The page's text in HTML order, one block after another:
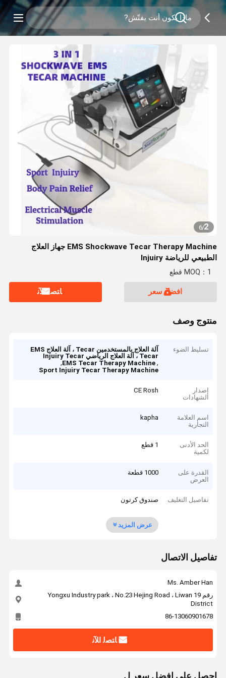
2
/
6
EMS Shockwave Tecar Therapy Machine جهاز العلاج
الطبيعي للرياضة Injuiry
MOQ：1 قطع
افضل سعر ﺎﺘﺼﻟ ﺍﻶﻧ
منتوج وصف
تسليط الضوء
آلة العلاج بالمستخدمين Tecar ، آلة العلاج EMS
Tecar ، آلة العلاج الرياضي Injuiry Tecar
,
EMS Tecar Therapy Machine
,
Sport Injuiry Tecar Therapy Machine
إصدار
الشهادات
CE Rosh
اسم العلامة
التجارية
kapha
الحد الأدنى
لكمية
1 قطع
القدرة على
العرض
1000 قطعة
تفاصيل التغليف صندوق كرتون
عرض المزيد
تفاصيل الاتصال
Ms. Amber Han
رقم 19 Yongxu Industry park ، No.23 Hejing Road ، Liwan
District
86-13060901678
ﺎﺘﺼﻟ ﺍﻶﻧ